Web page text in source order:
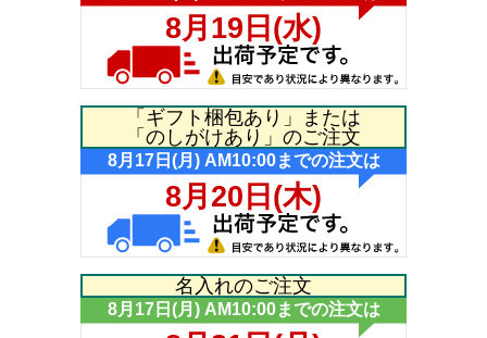
「ギフト梱包あり」または
「のしがけあり」のご注文
名入れのご注文